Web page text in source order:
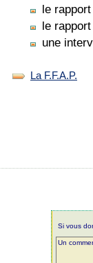
le
le
une
La F.F.A.P.